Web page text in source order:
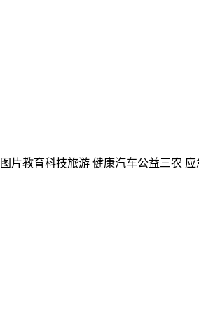
图片教育科技旅游健康汽车公益三农